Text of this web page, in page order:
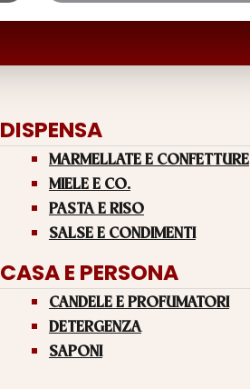
DISPENSA
MARMELLATE E CONFETTURE
MIELE E CO.
PASTA E RISO
SALSE E CONDIMENTI
CASA E PERSONA
CANDELE E PROFUMATORI
DETERGENZA
SAPONI